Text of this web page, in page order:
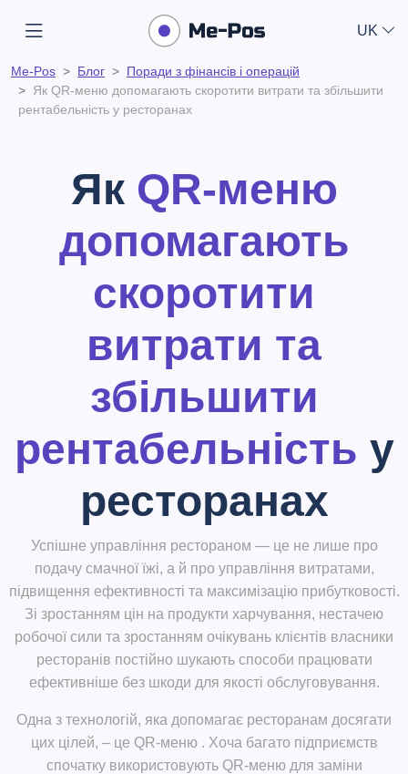
UK
Me-Pos Блог
Поради з фінансів і операцій
Як QR-меню допомагають скоротити витрати та збільшити
рентабельність у ресторанах
Як QR-меню
допомагають
скоротити
витрати та
збільшити
рентабельність у
ресторанах
Успішне управління рестораном — це не лише про
подачу смачної їжі, а й про управління витратами,
підвищення ефективності та максимізацію прибутковості.
Зі зростанням цін на продукти харчування, нестачею
робочої сили та зростанням очікувань клієнтів власники
ресторанів постійно шукають способи працювати
ефективніше без шкоди для якості обслуговування.
Одна з технологій, яка допомагає ресторанам досягати
цих цілей, – це QR-меню . Хоча багато підприємств
спочатку використовують QR-меню для заміни